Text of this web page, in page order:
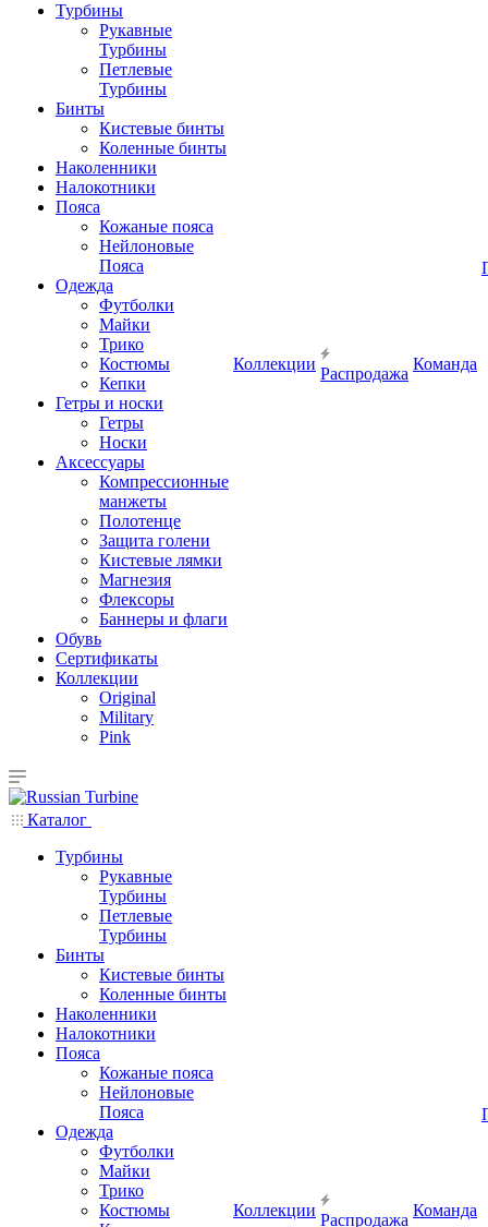
Турбины
Рукавные
Турбины
Петлевые
Турбины
Бинты
Кистевые бинты
Коленные бинты
Наколенники
Налокотники
Пояса
Кожаные пояса
Нейлоновые
Пояса
Одежда
Футболки
Майки
Трико
Костюмы
Кепки
Гетры и носки
Гетры
Носки
Аксессуары
Компрессионные
манжеты
Полотенце
Защита голени
Кистевые лямки
Магнезия
Флексоры
Баннеры и флаги
Обувь
Сертификаты
Коллекции
Original
Military
Pink
Коллекции
Распродажа
Команда
Каталог
Турбины
Рукавные
Турбины
Петлевые
Турбины
Бинты
Кистевые бинты
Коленные бинты
Наколенники
Налокотники
Пояса
Кожаные пояса
Нейлоновые
Пояса
Одежда
Футболки
Майки
Трико
Костюмы
Коллекции
Распродажа
Команда